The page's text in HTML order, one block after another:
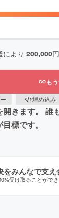
により 200,000
も
埋め込み
きます。
標です。
をみんなで支
受け取ることがで